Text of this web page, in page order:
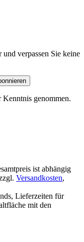
verpassen Sie keine
Kenntnis genommen.
ist abhängig
Versandkosten,
Lieferzeiten für
mit den